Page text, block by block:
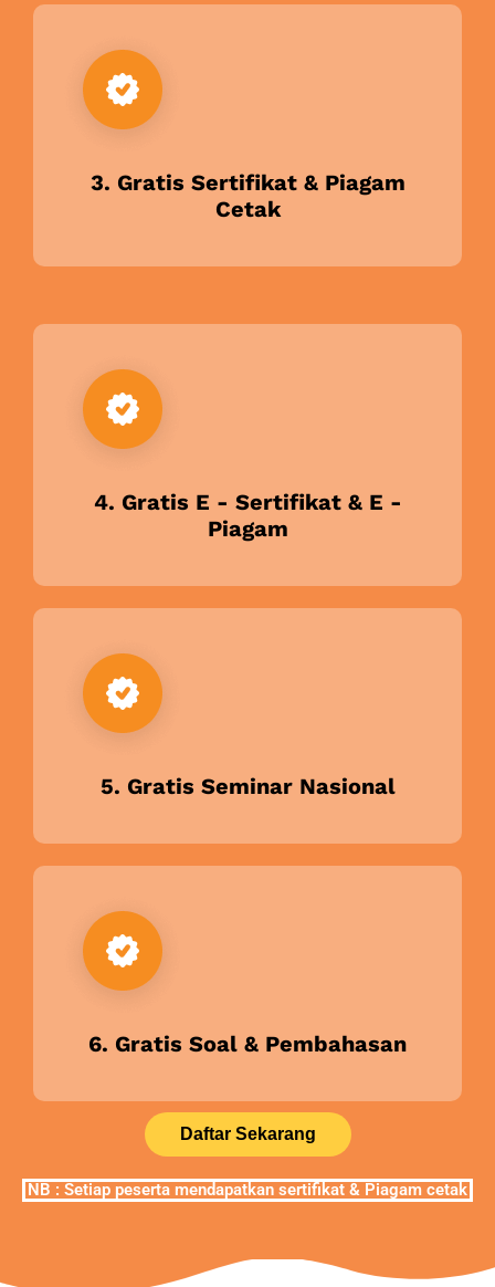
3. Gratis Sertifikat & Piagam
Cetak
4. Gratis E - Sertifikat & E -
Piagam
5. Gratis Seminar Nasional
6. Gratis Soal & Pembahasan
Daftar Sekarang
NB : Setiap peserta mendapatkan sertifikat & Piagam cetak